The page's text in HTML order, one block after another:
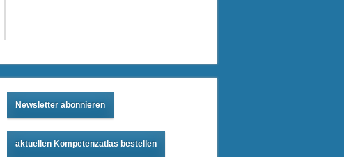
Newsletter abonnieren
aktuellen Kompetenzatlas bestellen